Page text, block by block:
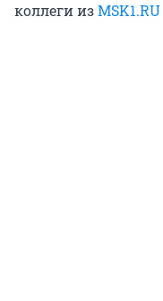
коллеги изMSK1.RU